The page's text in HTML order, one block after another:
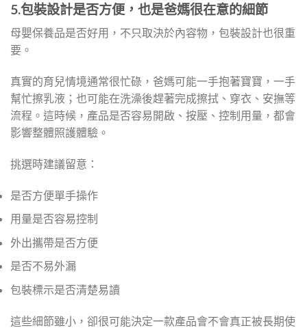
5.包裝設計是否方便，也是爸媽很在意的細節
母嬰保養品是否好用，不只取決於內容物，包裝設計也很重
要。
真實的育兒情境通常很忙碌，爸媽可能一手抱著寶寶，一手
幫忙擦乳液；也可能在洗澡後趕著完成擦拭、穿衣、安撫等
流程。這時候，產品是否容易開啟、按壓、控制用量，都會
影響整體照護體驗。
挑選時建議留意：
是否方便單手操作
用量是否容易控制
外出攜帶是否方便
是否不易外漏
包裝標示是否清楚易讀
這些細節雖小，卻很可能決定一款產品會不會真正被長期使